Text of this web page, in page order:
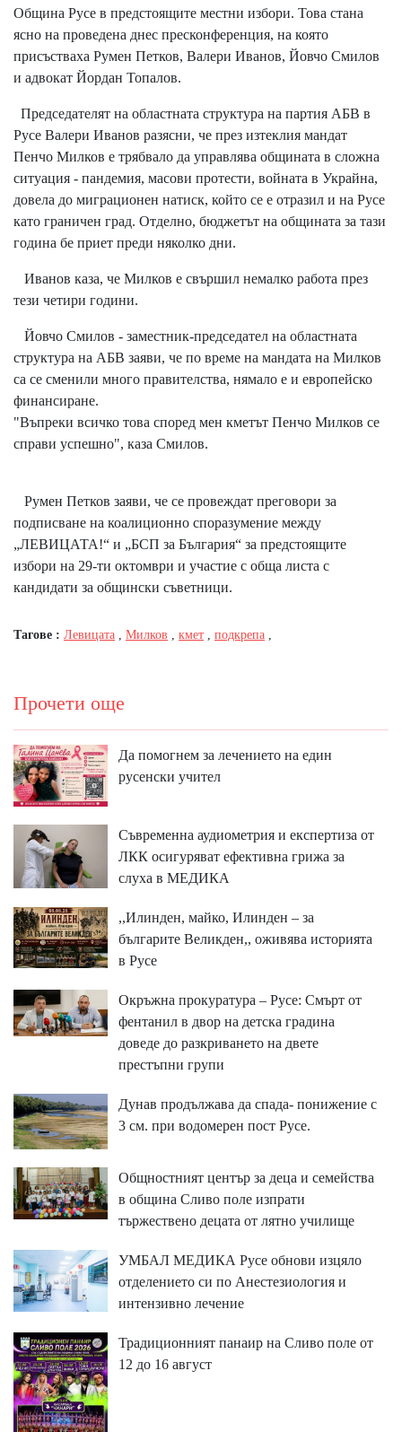
Община Русе в предстоящите местни избори. Това стана
ясно на проведена днес пресконференция, на която
присъстваха Румен Петков, Валери Иванов, Йовчо Смилов
и адвокат Йордан Топалов.
Председателят на областната структура на партия АБВ в
Русе Валери Иванов разясни, че през изтеклия мандат
Пенчо Милков е трябвало да управлява общината в сложна
ситуация - пандемия, масови протести, войната в Украйна,
довела до миграционен натиск, който се е отразил и на Русе
като граничен град. Отделно, бюджетът на общината за тази
година бе приет преди няколко дни.
Иванов каза, че Милков е свършил немалко работа през
тези четири години.
Йовчо Смилов - заместник-председател на областната
структура на АБВ заяви, че по време на мандата на Милков
са се сменили много правителства, нямало е и европейско
финансиране.
"Въпреки всичко това според мен кметът Пенчо Милков се
справи успешно", каза Смилов.
Румен Петков заяви, че се провеждат преговори за
подписване на коалиционно споразумение между
„ЛЕВИЦАТА!“ и „БСП за България“ за предстоящите
избори на 29-ти октомври и участие с обща листа с
кандидати за общински съветници.
Тагове : Левицата Милков кмет подкрепа
Прочети още
Да помогнем за лечението на един
русенски учител
Съвременна аудиометрия и експертиза от
ЛКК осигуряват ефективна грижа за
слуха в МЕДИКА
,,Илинден, майко, Илинден – за
българите Великден,, оживява историята
в Русе
Окръжна прокуратура – Русе: Смърт от
фентанил в двор на детска градина
доведе до разкриването на двете
престъпни групи
Дунав продължава да спада- понижение с
3 см. при водомерен пост Русе.
Общностният център за деца и семейства
в община Сливо поле изпрати
тържествено децата от лятно училище
УМБАЛ МЕДИКА Русе обнови изцяло
отделението си по Анестезиология и
интензивно лечение
Традиционният панаир на Сливо поле от
12 до 16 август